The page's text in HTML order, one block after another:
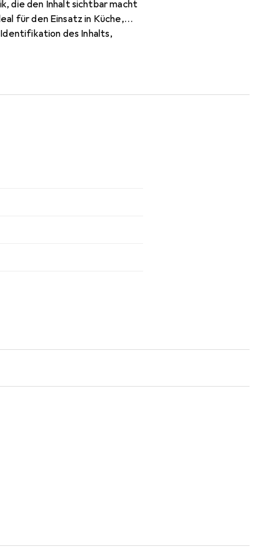
die den Inhalt sichtbar macht
für den Einsatz in Küche,
des Inhalts,
handlich, was den Transport
kombiniert praktische
einfügt.